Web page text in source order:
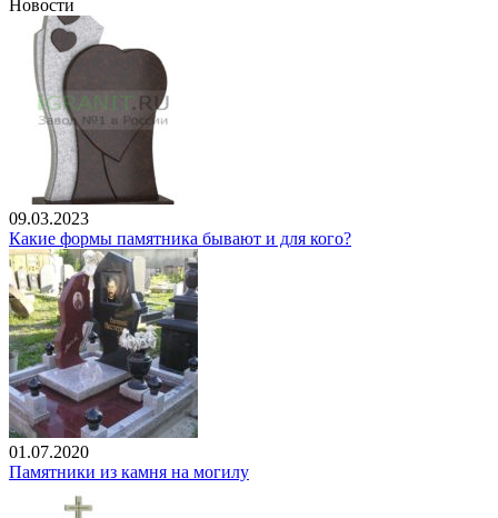
Новости
09.03.2023
Какие формы памятника бывают и для кого?
01.07.2020
Памятники из камня на могилу